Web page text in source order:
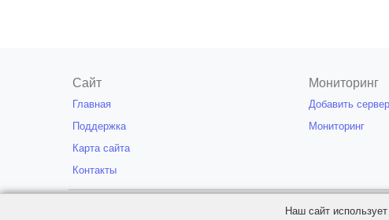
Сайт
Главная
Поддержка
Карта сайта
Контакты
Мониторинг
Добавить сервер
Мониторинг
Частичное
Наш сайт